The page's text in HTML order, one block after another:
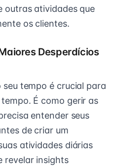
outras atividades que
os clientes.
Desperdícios
tempo é crucial para
É como gerir as
entender seus
de criar um
atividades diárias
revelar insights